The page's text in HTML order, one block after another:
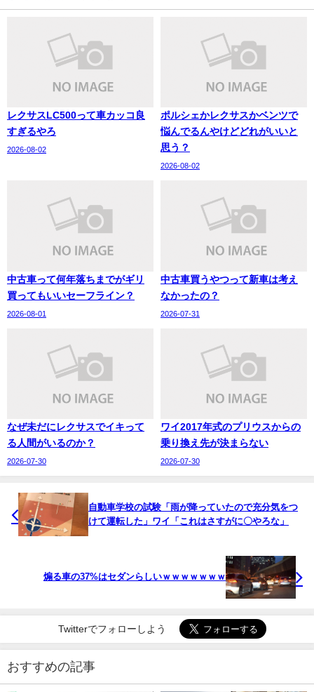
レクサスLC500って車カッコ良
すぎるやろ
2026-08-02
ポルシェかレクサスかベンツで
悩んでるんやけどどれがいいと
思う？
2026-08-02
中古車って何年落ちまでがギリ
買ってもいいセーフライン？
2026-08-01
中古車買うやつって新車は考え
なかったの？
2026-07-31
なぜ未だにレクサスでイキって
る人間がいるのか？
2026-07-30
ワイ2017年式のプリウスからの
乗り換え先が決まらない
2026-07-30
自動車学校の試験「雨が降っていたので充分気をつ
けて運転した」ワイ「これはさすがに〇やろな」
煽る車の37%はセダンらしいｗｗｗｗｗｗｗ
Twitterでフォローしよう
おすすめの記事